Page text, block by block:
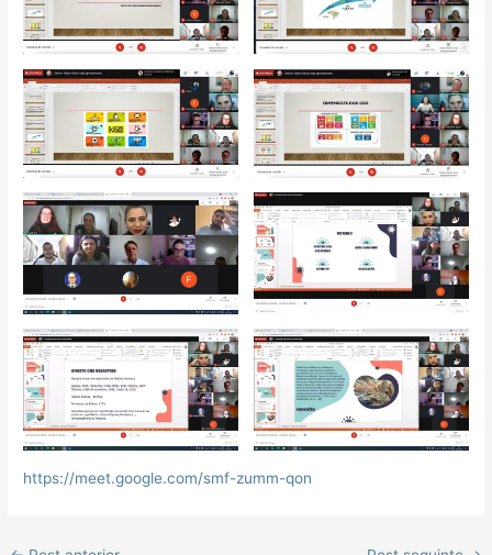
https://meet.google.com/smf-zumm-qon